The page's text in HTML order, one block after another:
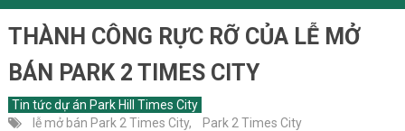
THÀNH CÔNG RỰC RỠ CỦA LỄ MỞ
BÁN PARK 2 TIMES CITY
Tin tức dự án Park Hill Times City
lễ mở bán Park 2 Times City, Park 2 Times City